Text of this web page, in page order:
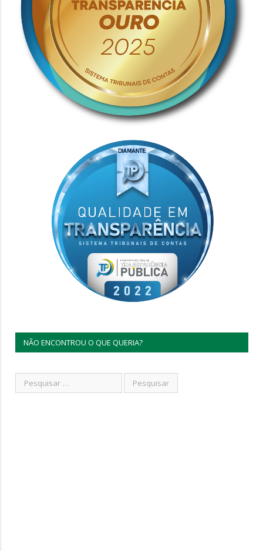
NÃO ENCONTROU O QUE QUERIA?